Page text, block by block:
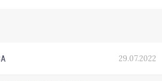
29.07.2022